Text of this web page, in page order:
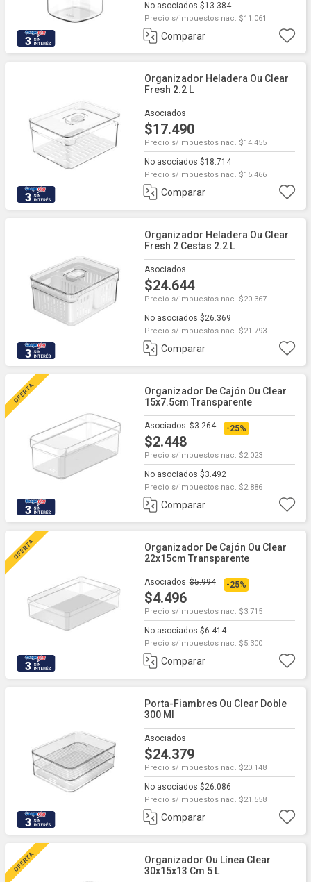
3
No asociados $13.384
Precio s/impuestos nac. $11.061
Comparar
3
Organizador Heladera Ou Clear
Fresh 2.2 L
Asociados
$17.490
Precio s/impuestos nac. $14.455
No asociados $18.714
Precio s/impuestos nac. $15.466
Comparar
3
Organizador Heladera Ou Clear
Fresh 2 Cestas 2.2 L
Asociados
$24.644
Precio s/impuestos nac. $20.367
No asociados $26.369
Precio s/impuestos nac. $21.793
Comparar
3
Organizador De Cajón Ou Clear
15x7.5cm Transparente
Asociados $3.264
$2.448
-25%
Precio s/impuestos nac. $2.023
No asociados $3.492
Precio s/impuestos nac. $2.886
Comparar
3
Organizador De Cajón Ou Clear
22x15cm Transparente
Asociados $5.994
$4.496
-25%
Precio s/impuestos nac. $3.715
No asociados $6.414
Precio s/impuestos nac. $5.300
Comparar
3
Porta-Fiambres Ou Clear Doble
300 Ml
Asociados
$24.379
Precio s/impuestos nac. $20.148
No asociados $26.086
Precio s/impuestos nac. $21.558
Comparar
Organizador Ou Línea Clear
30x15x13 Cm 5 L